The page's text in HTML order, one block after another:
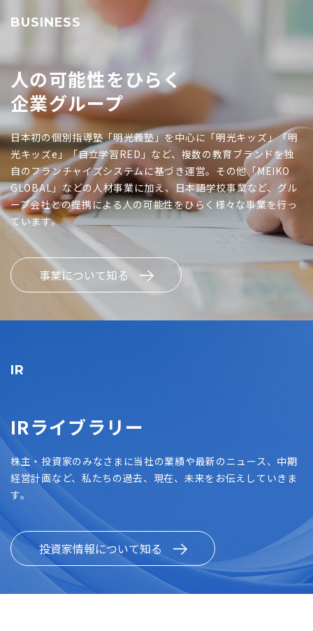
BUSINESS
人の可能性をひらく
企業グループ
日本初の個別指導塾「明光義塾」を中心に「明光キッズ」「明
光キッズe」「自立学習RED」など、複数の教育ブランドを独
自のフランチャイズシステムに基づき運営。その他「MEIKO
GLOBAL」などの人材事業に加え、日本語学校事業など、グル
ープ会社との提携による人の可能性をひらく様々な事業を行っ
ています。
事業について知る
IR
IRライブラリー
株主・投資家のみなさまに当社の業績や最新のニュース、中期
経営計画など、私たちの過去、現在、未来をお伝えしていきま
す。
投資家情報について知る